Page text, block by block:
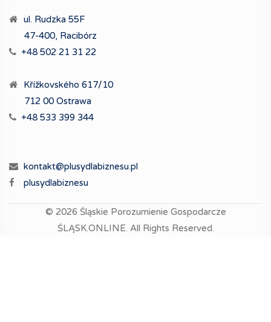
ul. Rudzka 55F
47-400, Racibórz
+48 502 21 31 22
Křížkovského 617/10
712 00 Ostrawa
+48 533 399 344
kontakt@plusydlabiznesu.pl
plusydlabiznesu
© 2026 Śląskie Porozumienie Gospodarcze
ŚLĄSK.ONLINE. All Rights Reserved.